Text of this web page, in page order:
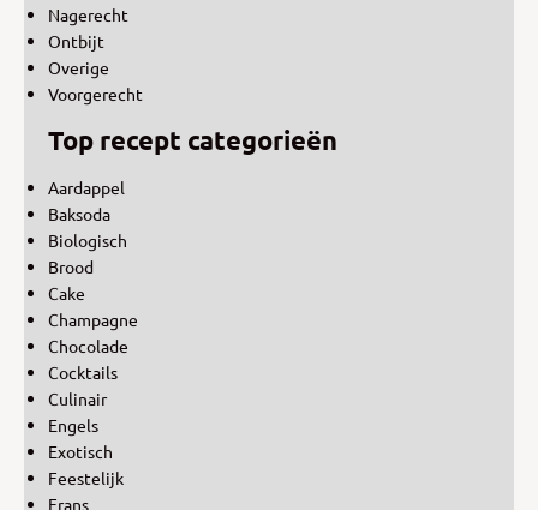
Nagerecht
Ontbijt
Overige
Voorgerecht
Top recept categorieën
Aardappel
Baksoda
Biologisch
Brood
Cake
Champagne
Chocolade
Cocktails
Culinair
Engels
Exotisch
Feestelijk
Frans